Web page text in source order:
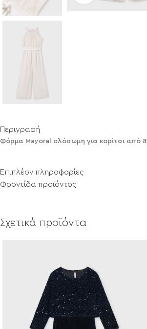
Περιγραφή
Φόρμα Mayoral ολόσωμη για κορίτσι από
Επιπλέον πληροφορίες
Φροντίδα προϊόντος
Σχετικά προϊόντα